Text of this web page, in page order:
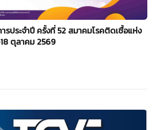
รประจำปี ครั้งที่ 52 สมาคมโรคติดเชื้อแห่ง
ตุลาคม 2569